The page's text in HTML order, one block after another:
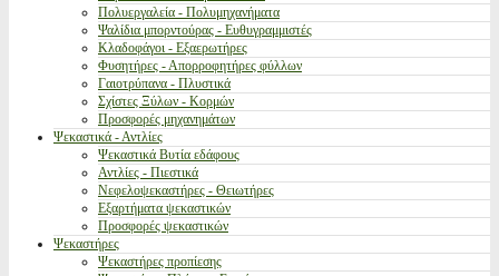
Πολυεργαλεία - Πολυμηχανήματα
Ψαλίδια μπορντούρας - Ευθυγραμμιστές
Κλαδοφάγοι - Εξαερωτήρες
Φυσητήρες - Απορροφητήρες φύλλων
Γαιοτρύπανα - Πλυστικά
Σχίστες Ξύλων - Κορμών
Προσφορές μηχανημάτων
Ψεκαστικά - Αντλίες
Ψεκαστικά Βυτία εδάφους
Αντλίες - Πιεστικά
Νεφελοψεκαστήρες - Θειωτήρες
Εξαρτήματα ψεκαστικών
Προσφορές ψεκαστικών
Ψεκαστήρες
Ψεκαστήρες προπίεσης